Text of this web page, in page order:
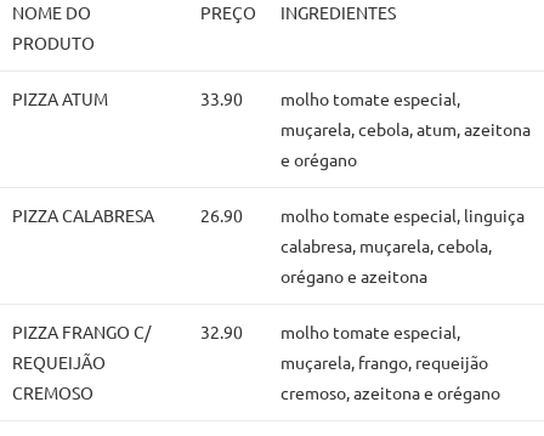
NOME DO
PRODUTO
PREÇO INGREDIENTES
PIZZA ATUM 33.90
molho tomate especial,
muçarela, cebola, atum, azeitona
e orégano
PIZZA CALABRESA 26.90
molho tomate especial, linguiça
calabresa, muçarela, cebola,
orégano e azeitona
PIZZA FRANGO C/
REQUEIJÃO
CREMOSO
32.90
molho tomate especial,
muçarela, frango, requeijão
cremoso, azeitona e orégano